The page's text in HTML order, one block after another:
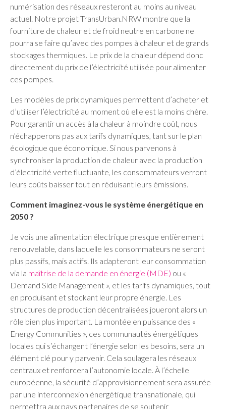
numérisation des réseaux resteront au moins au niveau
actuel. Notre projet TransUrban.NRW montre que la
fourniture de chaleur et de froid neutre en carbone ne
pourra se faire qu’avec des pompes à chaleur et de grands
stockages thermiques. Le prix de la chaleur dépend donc
directement du prix de l’électricité utilisée pour alimenter
ces pompes.
Les modèles de prix dynamiques permettent d’acheter et
d’utiliser l’électricité au moment où elle est la moins chère.
Pour garantir un accès à la chaleur à moindre coût, nous
n’échapperons pas aux tarifs dynamiques, tant sur le plan
écologique que économique. Si nous parvenons à
synchroniser la production de chaleur avec la production
d’électricité verte fluctuante, les consommateurs verront
leurs coûts baisser tout en réduisant leurs émissions.
Comment imaginez-vous le système énergétique en
2050 ?
Je vois une alimentation électrique presque entièrement
renouvelable, dans laquelle les consommateurs ne seront
plus passifs, mais actifs. Ils adapteront leur consommation
via la maîtrise de la demande en énergie (MDE) ou «
Demand Side Management », et les tarifs dynamiques, tout
en produisant et stockant leur propre énergie. Les
structures de production décentralisées joueront alors un
rôle bien plus important. La montée en puissance des «
Energy Communities », ces communautés énergétiques
locales qui s’échangent l’énergie selon les besoins, sera un
élément clé pour y parvenir. Cela soulagera les réseaux
centraux et renforcera l’autonomie locale. À l’échelle
européenne, la sécurité d’approvisionnement sera assurée
par une interconnexion énergétique transnationale, qui
permettra aux pays partenaires de se soutenir